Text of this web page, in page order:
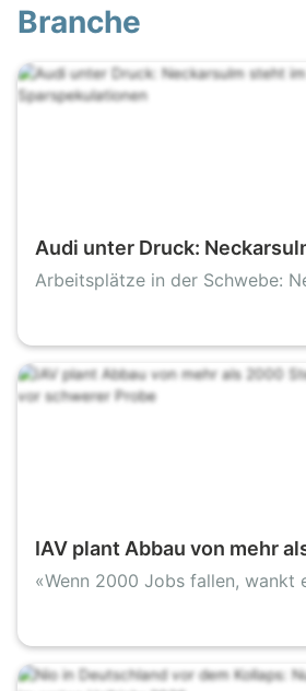
Branche
Audi unter Druck:
Zentrum von
Arbeitsplätze in der Schwebe:
IAV plant Abbau von mehr
Erzgebirge steht vor
«Wenn 2000 Jobs fallen, wankt